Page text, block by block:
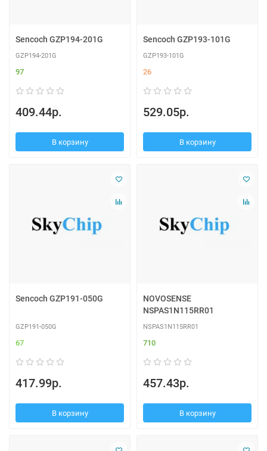
Sencoch GZP194-201G
GZP194-201G
97
409.44р.
В корзину
Sencoch GZP193-101G
GZP193-101G
26
529.05р.
В корзину
Sencoch GZP191-050G
GZP191-050G
67
417.99р.
В корзину
NOVOSENSE
NSPAS1N115RR01
NSPAS1N115RR01
710
457.43р.
В корзину